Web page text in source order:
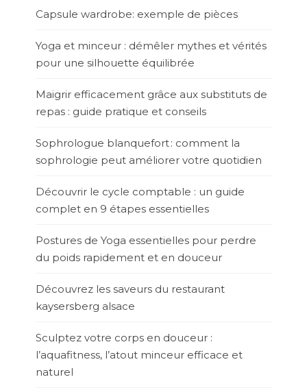
Capsule wardrobe: exemple de pièces
Yoga et minceur : démêler mythes et vérités
pour une silhouette équilibrée
Maigrir efficacement grâce aux substituts de
repas : guide pratique et conseils
Sophrologue blanquefort : comment la
sophrologie peut améliorer votre quotidien
Découvrir le cycle comptable : un guide
complet en 9 étapes essentielles
Postures de Yoga essentielles pour perdre
du poids rapidement et en douceur
Découvrez les saveurs du restaurant
kaysersberg alsace
Sculptez votre corps en douceur :
l’aquafitness, l’atout minceur efficace et
naturel